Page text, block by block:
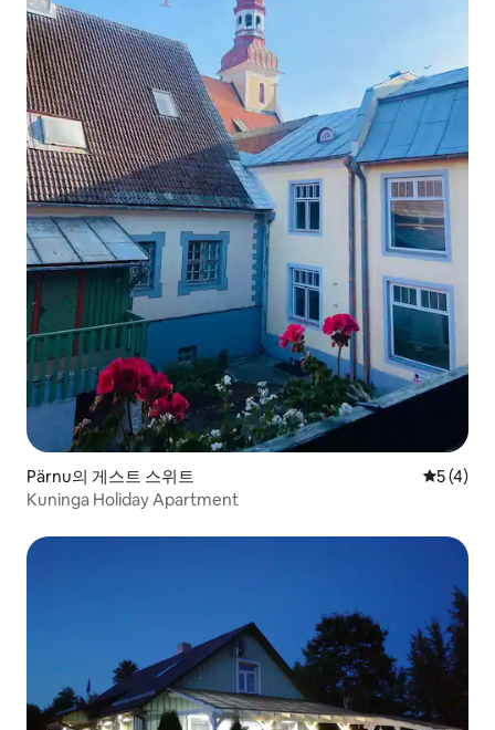
Pärnu의 게스트 스위트 평점 5점
5 (4)
Kuninga Holiday Apartment